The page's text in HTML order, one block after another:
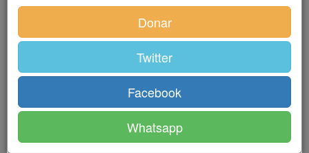
Terminaba el otoño; debajo del ancho esparragado de
mi casa, toldo que fue de verdes hojas y hoy deja al
descubierto los retorcidos sarmientos de las viejas
parras, se extendía esa mullida alfombra con que el
invierno viste la húmeda tierra; el viento del otoño,
trajo a mis plantas la de un castaño de indias, que
entre varios formó en estío una fresca alameda propia
para soñar venturas imposibles o para recordar dichas
pasadas.
Donar
Twitter
Facebook
Whatsapp